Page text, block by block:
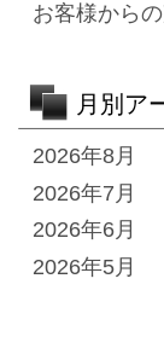
お客様から
月別ア
2026年8月
2026年7月
2026年6月
2026年5月